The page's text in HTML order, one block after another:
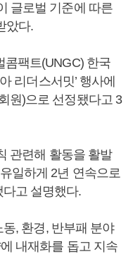
글로벌 기준에 따른
았다.
콤팩트(UNGC) 한국
리더스서밋’ 행사에
원)으로 선정됐다고 3
관련해 활동을 활발
일하게 2년 연속으로
고 설명했다.
, 환경, 반부패 분야
내재화를 돕고 지속